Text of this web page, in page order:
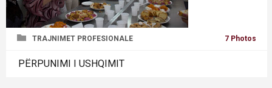
TRAJNIMET PROFESIONALE 7 Photos
PËRPUNIMI I USHQIMIT